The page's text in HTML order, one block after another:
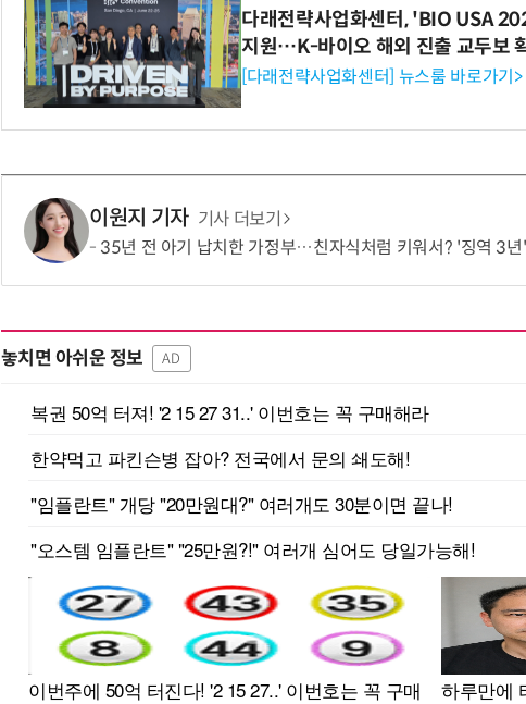
다래전략사업화센터, 'BIO USA
지원…K-바이오 해외 진출 교두보
[다래전략사업화센터] 뉴스룸 바로가기>
이원지 기자 기사 더보기
35년 전 아기 납치한 가정부…친자식처럼 키워서? '징역 3
놓치면 아쉬운 정보 AD